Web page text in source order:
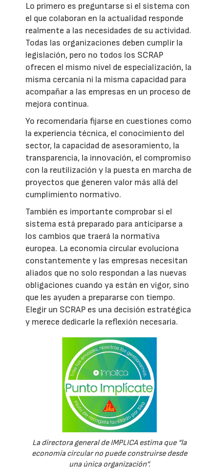
Lo primero es preguntarse si el sistema con
el que colaboran en la actualidad responde
realmente a las necesidades de su actividad.
Todas las organizaciones deben cumplir la
legislación, pero no todos los SCRAP
ofrecen el mismo nivel de especialización, la
misma cercanía ni la misma capacidad para
acompañar a las empresas en un proceso de
mejora continua.
Yo recomendaría fijarse en cuestiones como
la experiencia técnica, el conocimiento del
sector, la capacidad de asesoramiento, la
transparencia, la innovación, el compromiso
con la reutilización y la puesta en marcha de
proyectos que generen valor más allá del
cumplimiento normativo.
También es importante comprobar si el
sistema está preparado para anticiparse a
los cambios que traerá la normativa
europea. La economía circular evoluciona
constantemente y las empresas necesitan
aliados que no solo respondan a las nuevas
obligaciones cuando ya están en vigor, sino
que les ayuden a prepararse con tiempo.
Elegir un SCRAP es una decisión estratégica
y merece dedicarle la reflexión necesaria.
La directora general de IMPLICA estima que “la
economía circular no puede construirse desde
una única organización”.